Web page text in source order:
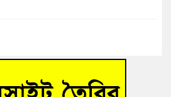
উদ্ধার, বেশিরভাগই বাংলাদেশি
পর ফিশারির পুকুরে রিকশাচালকের মরদেহ